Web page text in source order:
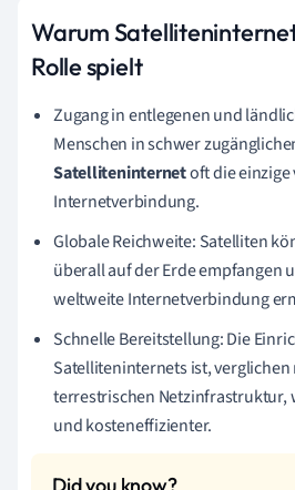
Warum
Rolle spielt
Zugang in entlegenen und
Menschen in schwer
Satelliteninternetoft die
Internetverbindung.
Globale Reichweite: Satelliten
überall auf der Erde empfangen
weltweite Internetverbindung
Schnelle Bereitstellung: Die
Satelliteninternets ist,
terrestrischen Netzinfrastruktur,
und kosteneffizienter.